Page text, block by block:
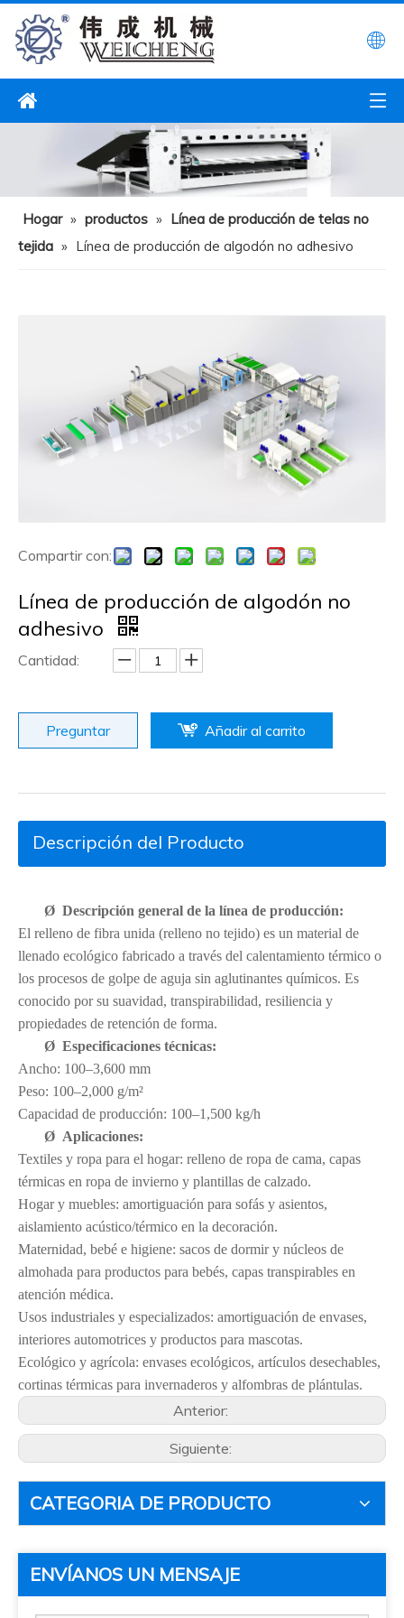
Hogar » productos » Línea de producción de telas no
tejida » Línea de producción de algodón no adhesivo
Compartir con:
Línea de producción de algodón no
adhesivo
Cantidad:
Preguntar Añadir al carrito
Descripción del Producto
Ø Descripción general de la línea de producción:
El relleno de fibra unida (relleno no tejido) es un material de
llenado ecológico fabricado a través del calentamiento térmico o
los procesos de golpe de aguja sin aglutinantes químicos. Es
conocido por su suavidad, transpirabilidad, resiliencia y
propiedades de retención de forma.
Ø Especificaciones técnicas:
Ancho: 100–3,600 mm
Peso: 100–2,000 g/m²
Capacidad de producción: 100–1,500 kg/h
Ø Aplicaciones:
Textiles y ropa para el hogar: relleno de ropa de cama, capas
térmicas en ropa de invierno y plantillas de calzado.
Hogar y muebles: amortiguación para sofás y asientos,
aislamiento acústico/térmico en la decoración.
Maternidad, bebé e higiene: sacos de dormir y núcleos de
almohada para productos para bebés, capas transpirables en
atención médica.
Usos industriales y especializados: amortiguación de envases,
interiores automotrices y productos para mascotas.
Ecológico y agrícola: envases ecológicos, artículos desechables,
cortinas térmicas para invernaderos y alfombras de plántulas.
Anterior:
Siguiente:
CATEGORIA DE PRODUCTO
ENVÍANOS UN MENSAJE